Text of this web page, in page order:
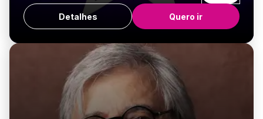
Goiabeiras
Detalhes Quero ir